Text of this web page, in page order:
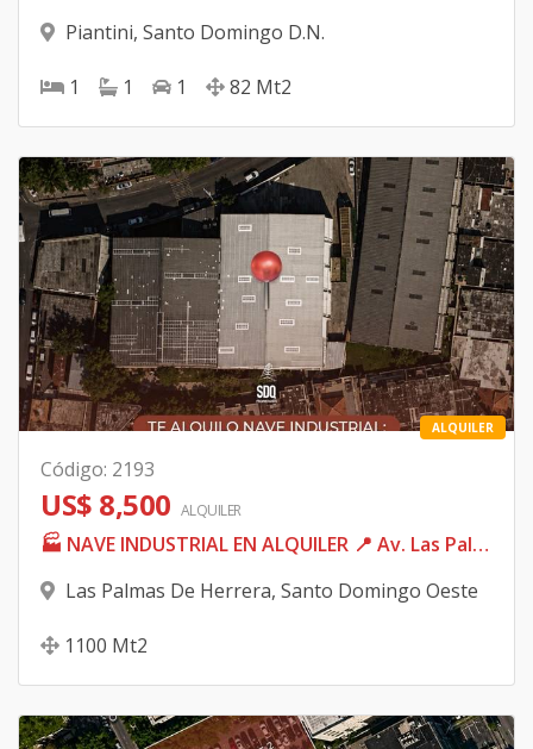
Piantini, Santo Domingo D.N.
1 1 1 82 Mt2
ALQUILER
Código: 2193
US$ 8,500 ALQUILER
🏭 NAVE INDUSTRIAL EN ALQUILER 📍 Av. Las Palmas, Santo Domingo ✅ 1,100 m² de área total 💰 US$8,500 mensuales 📲 Marcelle Sánchez ☎️ 809-350-0175
Las Palmas De Herrera, Santo Domingo Oeste
1100 Mt2